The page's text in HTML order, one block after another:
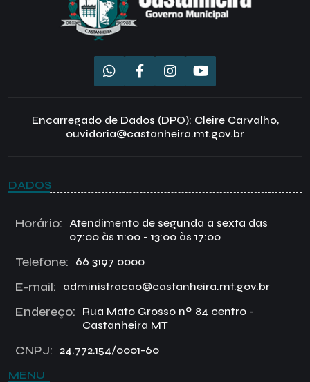
Encarregado de Dados (DPO): Cleire Carvalho,
ouvidoria@castanheira.mt.gov.br
DADOS
Horário:
Atendimento de segunda a sexta das
07:00 às 11:00 - 13:00 às 17:00
Telefone: 66 3197 0000
E-mail: administracao@castanheira.mt.gov.br
Endereço:
Rua Mato Grosso nº 84 centro -
Castanheira MT
CNPJ: 24.772.154/0001-60
MENU